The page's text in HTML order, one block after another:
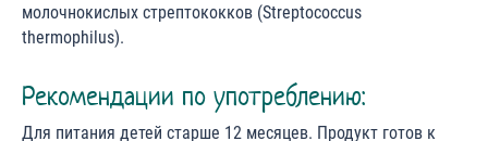
молочнокислых стрептококков (Streptococcus
thermophilus).
Рекомендации по употреблению:
Для питания детей старше 12 месяцев. Продукт готов к